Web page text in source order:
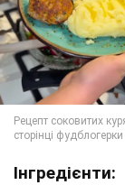
Інгредієнти: